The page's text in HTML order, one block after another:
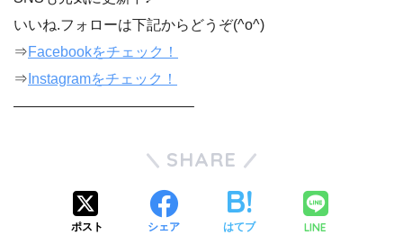
いいね.フォローは下記からどうぞ(^o^)
⇒Facebookをチェック！
⇒ Instagramをチェック！
————————————–
SHARE
ポスト シェア はてブ LINE